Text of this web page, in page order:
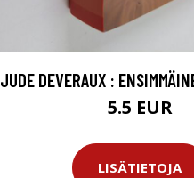
JUDE DEVERAUX :
5.5 EUR
LISÄTIETOJA